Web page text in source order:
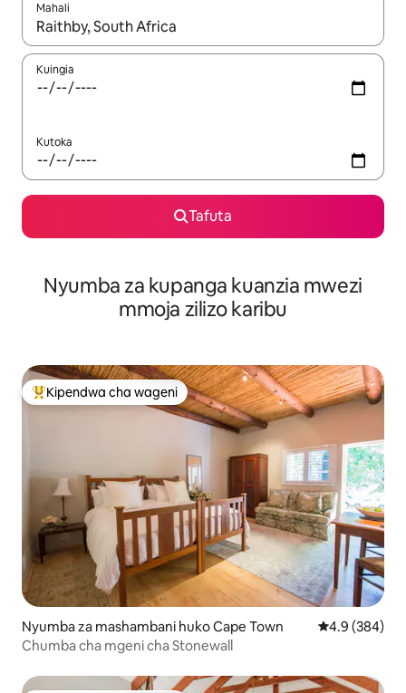
Mahali
Wakati matokeo yanapatikana, vinjari kwa kutumia vitufe vya
Kuingia
Kutoka
Tafuta
Nyumba za kupanga kuanzia mwezi
mmoja zilizo karibu
Kipendwa maarufu cha wageni
Kipendwa cha wageni
Nyumba za mashambani huko Cape Town Ukadiriaji wa
4.9 (384)
Chumba cha mgeni cha Stonewall